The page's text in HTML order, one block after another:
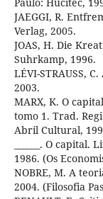
JAEGGI, R.
Verlag, 2005.
JOAS, H. Die
Suhrkamp, 1996.
LÉVI-STRAUSS,
2003.
MARX, K. O
tomo 1. Trad.
Abril Cultural,
______. O
1986. (Os
NOBRE, M. A
2004. (Filosofia